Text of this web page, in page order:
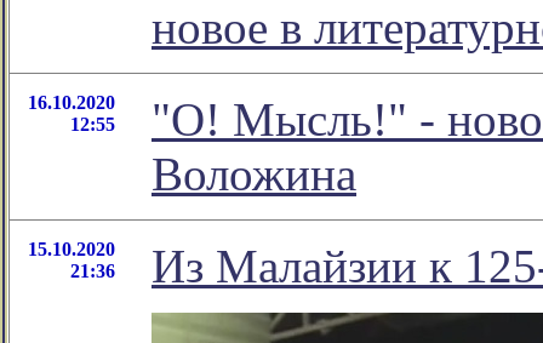
новое в
16.10.2020
12:55
"О! Мысль!" -
Воложина
15.10.2020
21:36
Из Малайзии к